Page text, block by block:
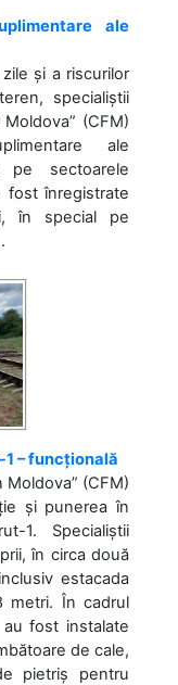
ale
și a riscurilor
specialiștii
(CFM)
ale
pe sectoarele
fost înregistrate
în special pe
– funcțională
Moldova” (CFM)
și punerea în
1. Specialiștii
în circa două
estacada
metri. În cadrul
fost instalate
de cale,
pietriș pentru